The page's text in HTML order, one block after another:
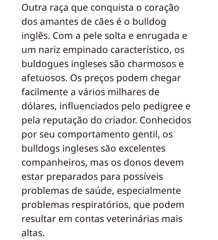
Outra raça que conquista o coração
dos amantes de cães é o bulldog
inglês. Com a pele solta e enrugada e
um nariz empinado característico, os
buldogues ingleses são charmosos e
afetuosos. Os preços podem chegar
facilmente a vários milhares de
dólares, influenciados pelo pedigree e
pela reputação do criador. Conhecidos
por seu comportamento gentil, os
bulldogs ingleses são excelentes
companheiros, mas os donos devem
estar preparados para possíveis
problemas de saúde, especialmente
problemas respiratórios, que podem
resultar em contas veterinárias mais
altas.